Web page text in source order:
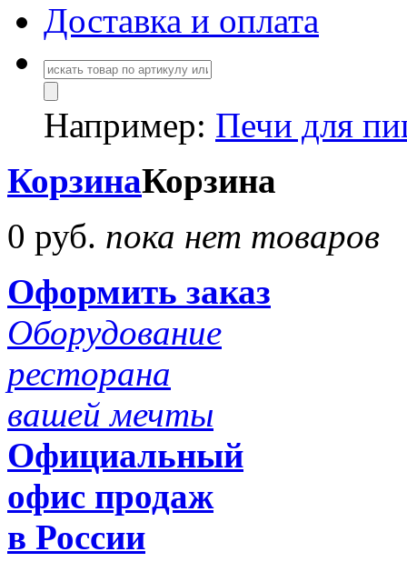
Доставка и оплата
Например: Печи для
КорзинаКорзина
0 руб. пока нет товаров
Оформить заказ
Оборудование
ресторана
вашей мечты
Официальный
офис продаж
в России